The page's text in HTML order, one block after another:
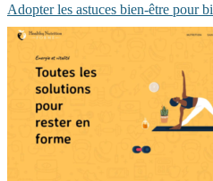
Adopter les astuces bien-être pour